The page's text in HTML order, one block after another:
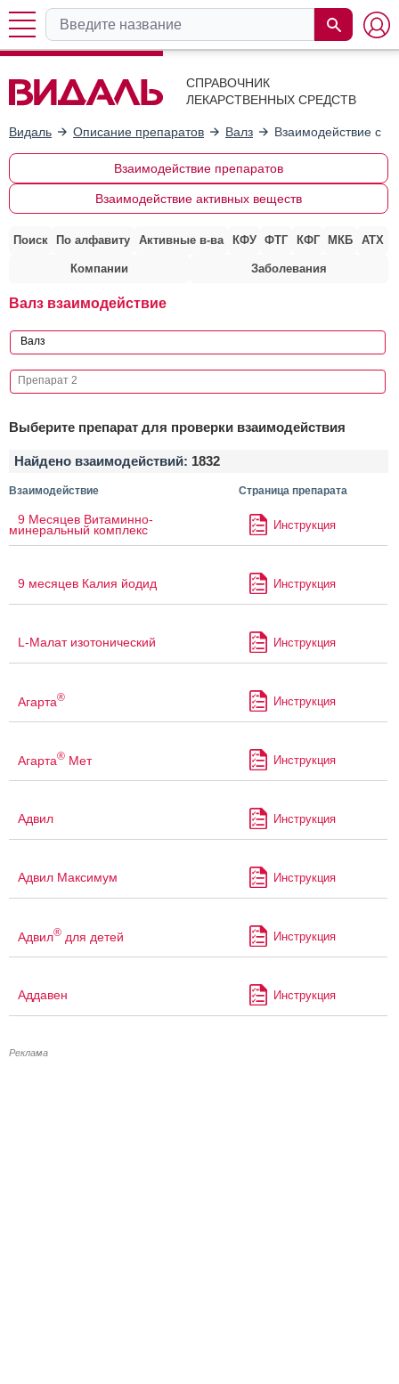
СПРАВОЧНИК
ЛЕКАРСТВЕННЫХ СРЕДСТВ
Видаль Описание препаратов Валз Взаимодействие с
Взаимодействие препаратов
Взаимодействие активных веществ
Поиск По алфавиту Активные в-ва КФУ ФТГ КФГ МКБ АТХ
Компании Заболевания
Валз взаимодействие
Выберите препарат для проверки взаимодействия
Найдено взаимодействий: 1832
Взаимодействие Страница препарата
9 Месяцев Витаминно-
минеральный комплекс Инструкция
9 месяцев Калия йодид Инструкция
L-Малат изотонический Инструкция
Агарта® Инструкция
Агарта® Мет Инструкция
Адвил Инструкция
Адвил Максимум Инструкция
Адвил® для детей Инструкция
Аддавен Инструкция
Реклама